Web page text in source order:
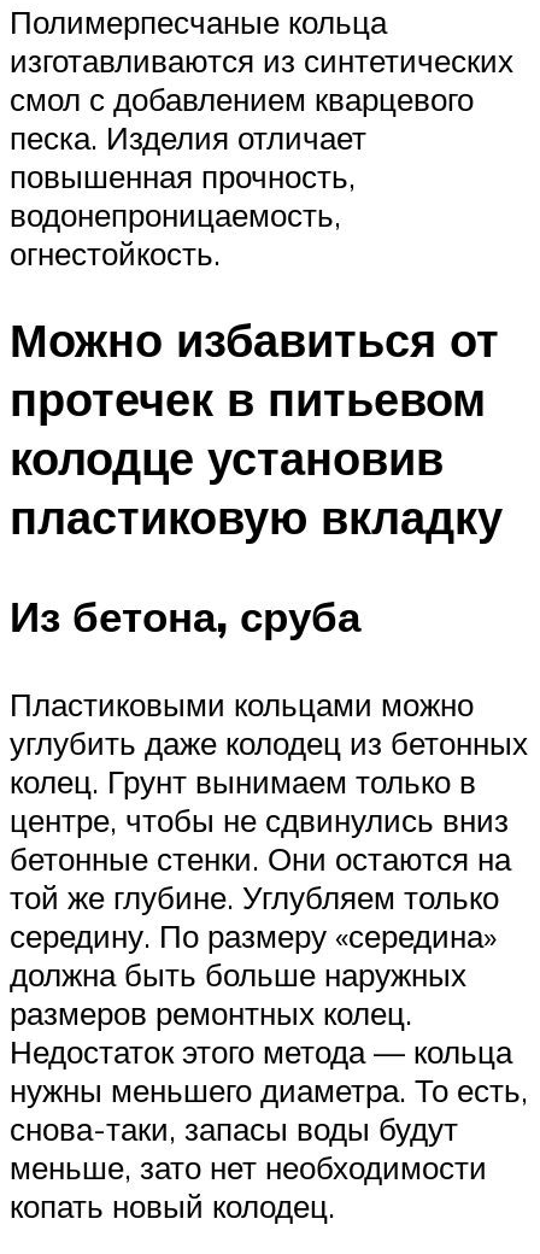
Полимерпесчаные кольца
изготавливаются из синтетических
смол с добавлением кварцевого
песка. Изделия отличает
повышенная прочность,
водонепроницаемость,
огнестойкость.
Можно избавиться от
протечек в питьевом
колодце установив
пластиковую вкладку
Из бетона, сруба
Пластиковыми кольцами можно
углубить даже колодец из бетонных
колец. Грунт вынимаем только в
центре, чтобы не сдвинулись вниз
бетонные стенки. Они остаются на
той же глубине. Углубляем только
середину. По размеру «середина»
должна быть больше наружных
размеров ремонтных колец.
Недостаток этого метода — кольца
нужны меньшего диаметра. То есть,
снова-таки, запасы воды будут
меньше, зато нет необходимости
копать новый колодец.